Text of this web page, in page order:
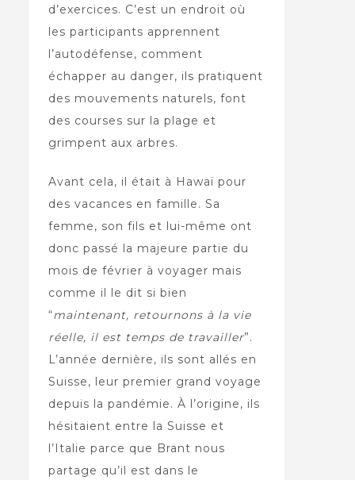
d’exercices. C’est un endroit où
les participants apprennent
l’autodéfense, comment
échapper au danger, ils pratiquent
des mouvements naturels, font
des courses sur la plage et
grimpent aux arbres.
Avant cela, il était à Hawaï pour
des vacances en famille. Sa
femme, son fils et lui-même ont
donc passé la majeure partie du
mois de février à voyager mais
comme il le dit si bien
“maintenant, retournons à la vie
réelle, il est temps de travailler”.
L’année dernière, ils sont allés en
Suisse, leur premier grand voyage
depuis la pandémie. À l’origine, ils
hésitaient entre la Suisse et
l’Italie parce que Brant nous
partage qu’il est dans le